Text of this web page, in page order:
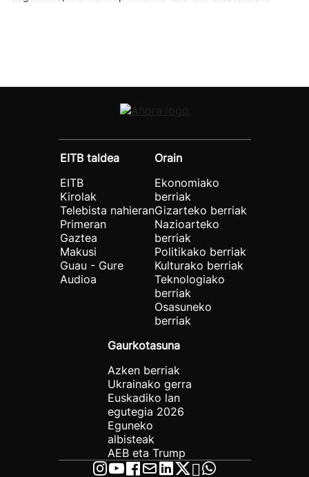
EITB taldea
EITB
Kirolak
Telebista nahieran
Primeran
Gaztea
Makusi
Guau - Gure
Audioa
Orain
Ekonomiako
berriak
Gizarteko berriak
Nazioarteko
berriak
Politikako berriak
Kulturako berriak
Teknologiako
berriak
Osasuneko
berriak
Gaurkotasuna
Azken berriak
Ukrainako gerra
Euskadiko lan
egutegia 2026
Eguneko
albisteak
AEB eta Trump